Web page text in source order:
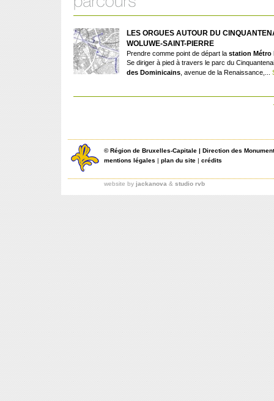
LES ORGUES AUTOUR DU
WOLUWE-SAINT-PIERRE
Prendre comme point de départ la station Métro
Se diriger à pied à travers le parc du
des Dominicains , avenue de la Renaissance,...
©Région de Bruxelles-Capitale | Direction des
mentions légales | plan du site | crédits
website by jackanova & studio rvb